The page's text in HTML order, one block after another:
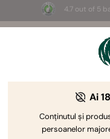
4.7 out of 5
☀️
selected
Accesorii pentru
Du-ți recolta de la
instrumentele
Ai
Conținutul și
persoanelor